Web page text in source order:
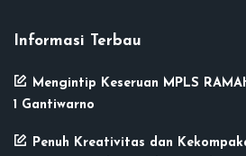
Informasi Terbau
Mengintip Keseruan MPLS
1 Gantiwarno
Penuh Kreativitas dan